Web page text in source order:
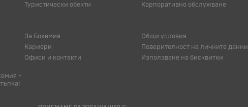
Туристически обекти
Корпоративно обслужване
-
За Бохемия
Кариери
Офиси и контакти
Общи условия
Поверителност на личните данни
Използване на бисквитки